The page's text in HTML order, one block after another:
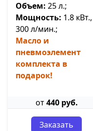
Объем: 25 л.;
Мощность: 1.8 кВт.,
300 л/мин.;
Масло и
пневмоэлемент
комплекта в
подарок!
от440 руб.
Заказать